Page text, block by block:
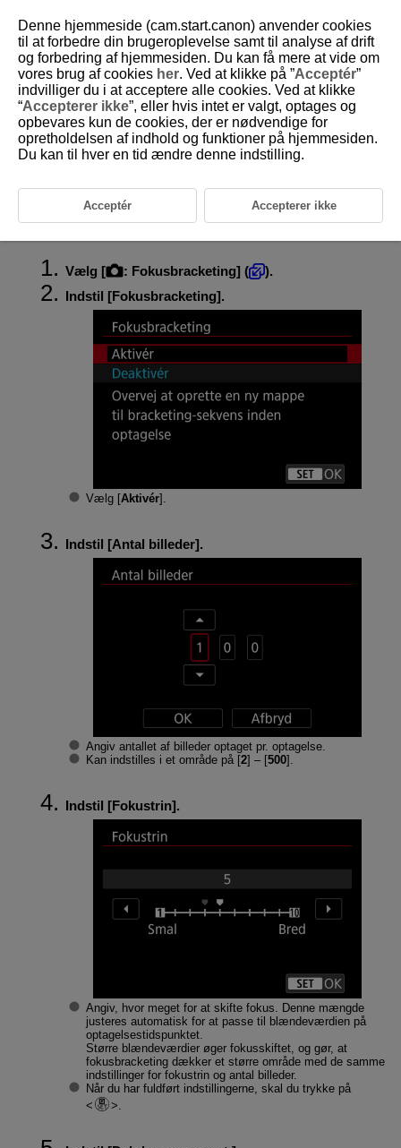
D292-076
Fokusbracketing
Fokusbracketing giver mulighed for kontinuerlig optagelse, hvor
program, som understøtter dybdekomposition, som f.eks. Digital Photo
Professional (EOS-software).
Vælg [ : Fokusbracketing] (
).
Indstil [Fokusbracketing].
Vælg [Aktivér].
Indstil [Antal billeder].
Angiv antallet af billeder optaget pr. optagelse.
Kan indstilles i et område på [2] – [500].
Indstil [Fokustrin].
Angiv, hvor meget for at skifte fokus. Denne mængde
justeres automatisk for at passe til blændeværdien på
optagelsestidspunktet.
Større blændeværdier øger fokusskiftet, og gør, at
fokusbracketing dækker et større område med de samme
indstillinger for fokustrin og antal billeder.
Når du har fuldført indstillingerne, skal du trykke på
.
Denne hjemmeside (cam.start.canon) anvender cookies
til at forbedre din brugeroplevelse samt til analyse af drift
og forbedring af hjemmesiden. Du kan få mere at vide om
vores brug af cookies her. Ved at klikke på ”Acceptér”
indvilliger du i at acceptere alle cookies. Ved at klikke
“Accepterer ikke”, eller hvis intet er valgt, optages og
opbevares kun de cookies, der er nødvendige for
opretholdelsen af indhold og funktioner på hjemmesiden.
Du kan til hver en tid ændre denne indstilling.
Acceptér Accepterer ikke